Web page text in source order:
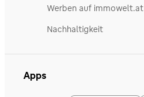
Werben auf immowelt.at
Nachhaltigkeit
Apps